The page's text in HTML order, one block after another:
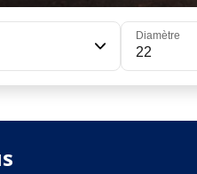
Diamètre
22